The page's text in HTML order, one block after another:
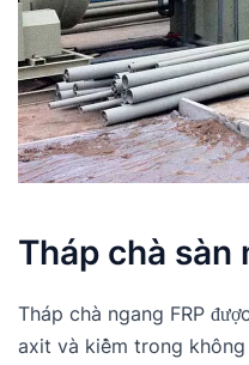
Tháp chà sàn
Tháp chà ngang FRP
axit và kiềm trong